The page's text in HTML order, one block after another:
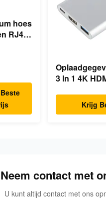
hoes
RJ45
3 In 1 4K
Krijg
Neem contact met
U kunt altijd contact met ons